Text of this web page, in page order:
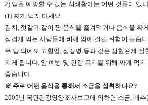
2) 암을 예방할 수 있는 식생활에는 어떤 것들이 있
(1) 짜게 먹지 마세요.
김치, 젓갈과 같이 짠 음식을 즐겨먹거나 음식을 짜
싱겁게 먹는 사람들에 비해 암에 걸릴 위험이 높습
우 암 외에도 고혈압, 심장병 등과 같은 심혈관계 질
지게 됩니다. 암 예방 및 건강 유지를 위해 짜게 먹
좋습니다.
※ 주로 어떤 음식을 통해서 소금을 섭취하나요?
2005년 국민건강영양조사보고에 의하면 소금, 배추